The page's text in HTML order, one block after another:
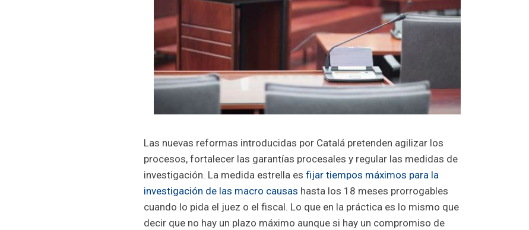
Las nuevas reformas introducidas por Catalá pretenden agilizar los
procesos, fortalecer las garantías procesales y regular las medidas de
investigación. La medida estrella es fijar tiempos máximos para la
investigación de las macro causas hasta los 18 meses prorrogables
cuando lo pida el juez o el fiscal. Lo que en la práctica es lo mismo que
decir que no hay un plazo máximo aunque si hay un compromiso de